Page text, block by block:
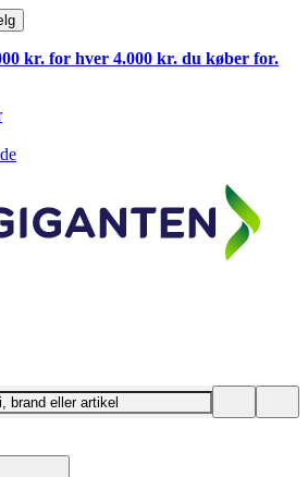
kr. for hver 4.000 kr. du køber for.